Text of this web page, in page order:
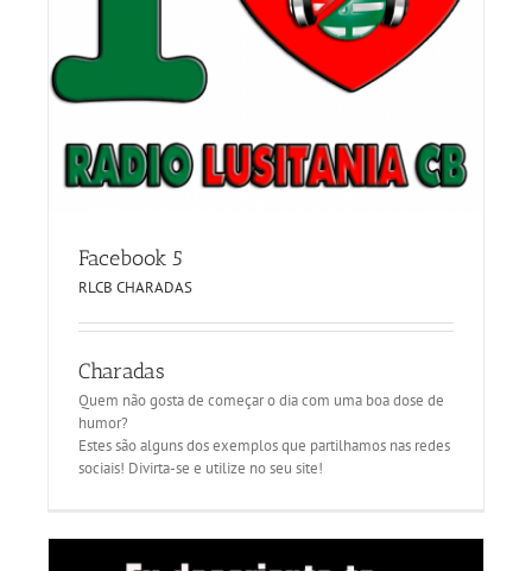
Facebook 5
RLCB CHARADAS
Charadas
Quem não gosta de começar o dia com uma boa dose de
humor?
Estes são alguns dos exemplos que partilhamos nas redes
sociais! Divirta-se e utilize no seu site!